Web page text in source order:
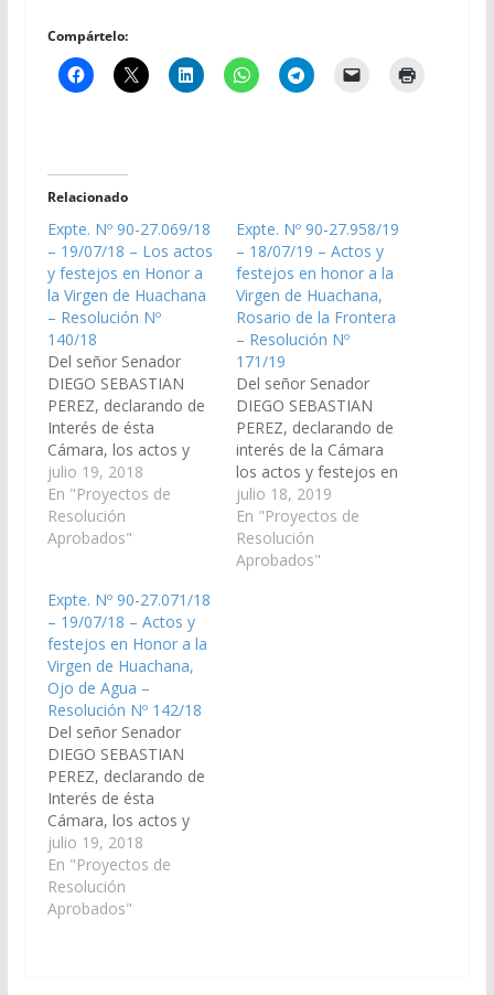
Compártelo:
Relacionado
Expte. Nº 90-27.069/18
– 19/07/18 – Los actos
y festejos en Honor a
la Virgen de Huachana
– Resolución Nº
140/18
Del señor Senador
DIEGO SEBASTIAN
PEREZ, declarando de
Interés de ésta
Cámara, los actos y
festejos en Honor a la
Virgen de Huachana, a
llevarse a acabo el día
31 de julio, Municipio
27.069/18, a la
Comisión de Educación
y Cultura). Resolución
Nº 140/18 Aprobado…
julio 19, 2018
En "Proyectos de
Resolución
Aprobados"
Expte. Nº 90-27.958/19
– 18/07/19 – Actos y
festejos en honor a la
Virgen de Huachana,
Rosario de la Frontera
– Resolución Nº
171/19
Del señor Senador
DIEGO SEBASTIAN
PEREZ, declarando de
interés de la Cámara
los actos y festejos en
honor a la Virgen de
Huachana, a llevarse a
cabo el día 31 de julio
en el Barrio Ramón
julio 18, 2019
En "Proyectos de
Resolución
Aprobados"
Expte. Nº 90-27.071/18
– 19/07/18 – Actos y
festejos en Honor a la
Virgen de Huachana,
Ojo de Agua –
Resolución Nº 142/18
Del señor Senador
DIEGO SEBASTIAN
PEREZ, declarando de
Interés de ésta
Cámara, los actos y
festejos en Honor a la
Virgen de Huachana, a
llevarse a acabo el día
31 de julio, en la
julio 19, 2018
En "Proyectos de
Resolución
Aprobados"